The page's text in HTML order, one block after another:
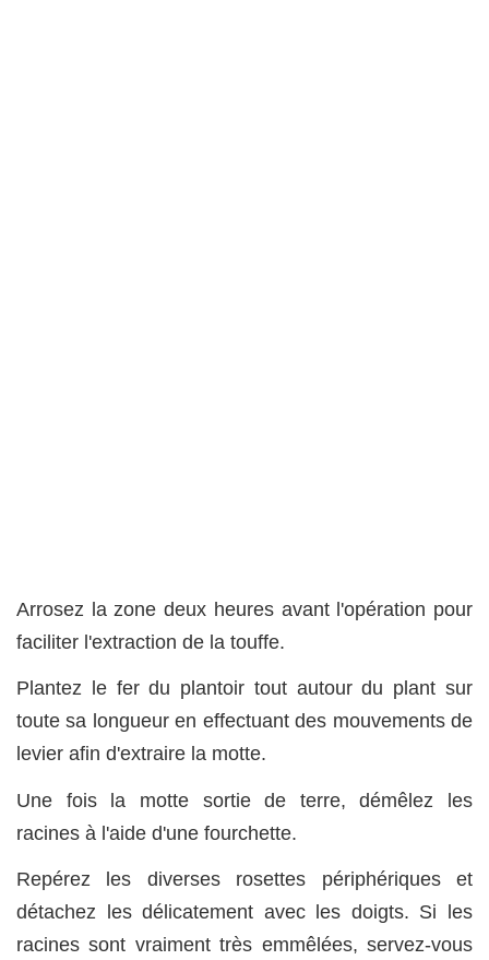
Arrosez la zone deux heures avant l'opération pour
faciliter l'extraction de la touffe.
Plantez le fer du plantoir tout autour du plant sur
toute sa longueur en effectuant des mouvements de
levier afin d'extraire la motte.
Une fois la motte sortie de terre, démêlez les
racines à l'aide d'une fourchette.
Repérez les diverses rosettes périphériques et
détachez les délicatement avec les doigts. Si les
racines sont vraiment très emmêlées, servez-vous